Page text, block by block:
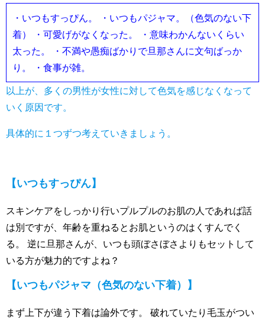
・いつもすっぴん。
・いつもパジャマ。（色気のない下
着）
・可愛げがなくなった。
・意味わかんないくらい
太った。
・不満や愚痴ばかりで旦那さんに文句ばっか
り。
・食事が雑。
以上が、多くの男性が女性に対して色気を感じなくなって
いく原因です。
具体的に１つずつ考えていきましょう。
【いつもすっぴん】
スキンケアをしっかり行いプルプルのお肌の人であれば話
は別ですが、年齢を重ねるとお肌というのはくすんでく
る。 逆に旦那さんが、いつも頭ぼさぼさよりもセットして
いる方が魅力的ですよね？
【いつもパジャマ（色気のない下着）】
まず上下が違う下着は論外です。 破れていたり毛玉がつい